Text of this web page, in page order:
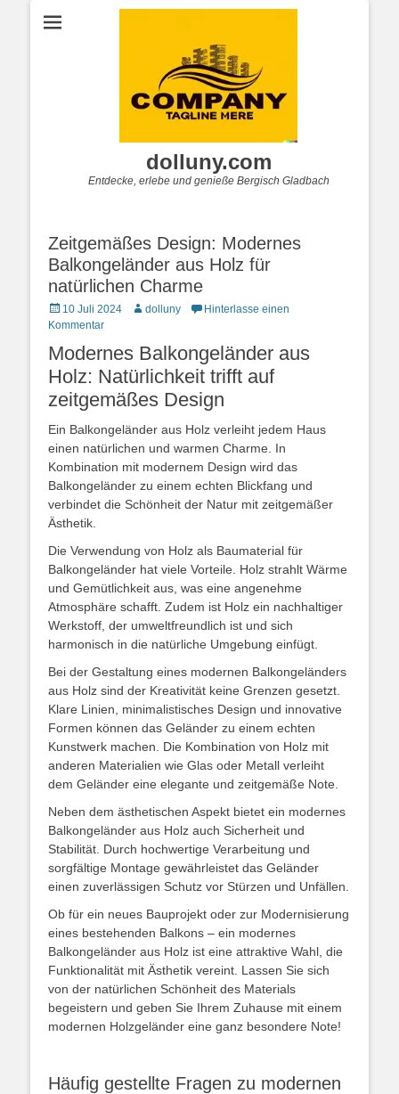
dolluny.com
Entdecke, erlebe und genieße Bergisch Gladbach
Zeitgemäßes Design: Modernes
Balkongeländer aus Holz für
natürlichen Charme
Posted
on
10 Juli 2024 Autordolluny
Hinterlasse einen
Kommentar
Modernes Balkongeländer aus
Holz: Natürlichkeit trifft auf
zeitgemäßes Design
Ein Balkongeländer aus Holz verleiht jedem Haus
einen natürlichen und warmen Charme. In
Kombination mit modernem Design wird das
Balkongeländer zu einem echten Blickfang und
verbindet die Schönheit der Natur mit zeitgemäßer
Ästhetik.
Die Verwendung von Holz als Baumaterial für
Balkongeländer hat viele Vorteile. Holz strahlt Wärme
und Gemütlichkeit aus, was eine angenehme
Atmosphäre schafft. Zudem ist Holz ein nachhaltiger
Werkstoff, der umweltfreundlich ist und sich
harmonisch in die natürliche Umgebung einfügt.
Bei der Gestaltung eines modernen Balkongeländers
aus Holz sind der Kreativität keine Grenzen gesetzt.
Klare Linien, minimalistisches Design und innovative
Formen können das Geländer zu einem echten
Kunstwerk machen. Die Kombination von Holz mit
anderen Materialien wie Glas oder Metall verleiht
dem Geländer eine elegante und zeitgemäße Note.
Neben dem ästhetischen Aspekt bietet ein modernes
Balkongeländer aus Holz auch Sicherheit und
Stabilität. Durch hochwertige Verarbeitung und
sorgfältige Montage gewährleistet das Geländer
einen zuverlässigen Schutz vor Stürzen und Unfällen.
Ob für ein neues Bauprojekt oder zur Modernisierung
eines bestehenden Balkons – ein modernes
Balkongeländer aus Holz ist eine attraktive Wahl, die
Funktionalität mit Ästhetik vereint. Lassen Sie sich
von der natürlichen Schönheit des Materials
begeistern und geben Sie Ihrem Zuhause mit einem
modernen Holzgeländer eine ganz besondere Note!
Häufig gestellte Fragen zu modernen